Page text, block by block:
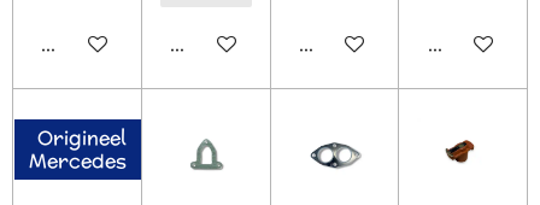
In winkelwagenIn winkelwagenIn winkelwagenHoud mij
Origineel
Mercedes